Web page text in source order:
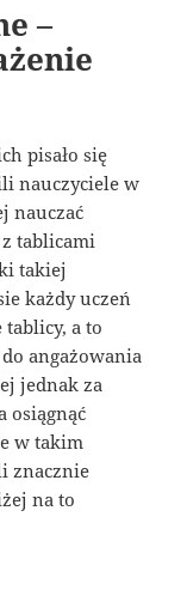
–
pisało się
nauczyciele w
nauczać
tablicami
takiej
każdy uczeń
tablicy, a to
angażowania
jednak za
osiągnąć
w takim
znacznie
na to